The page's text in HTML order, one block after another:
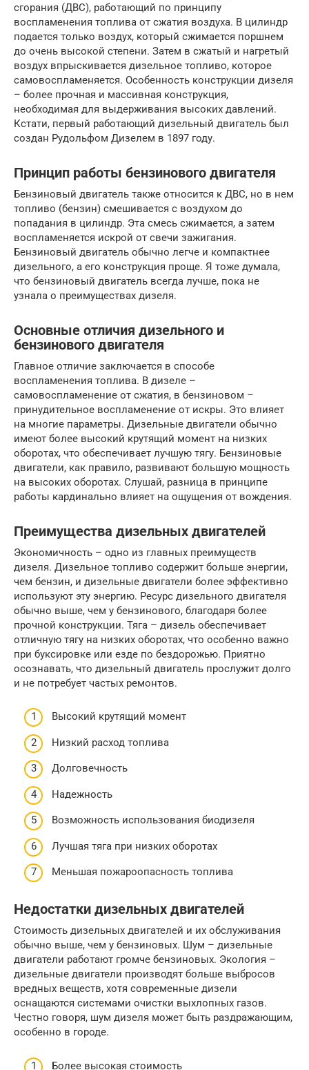
сгорания (ДВС), работающий по принципу
воспламенения топлива от сжатия воздуха. В цилиндр
подается только воздух, который сжимается поршнем
до очень высокой степени. Затем в сжатый и нагретый
воздух впрыскивается дизельное топливо, которое
самовоспламеняется. Особенность конструкции дизеля
– более прочная и массивная конструкция,
необходимая для выдерживания высоких давлений.
Кстати, первый работающий дизельный двигатель был
создан Рудольфом Дизелем в 1897 году.
Принцип работы бензинового двигателя
Бензиновый двигатель также относится к ДВС, но в нем
топливо (бензин) смешивается с воздухом до
попадания в цилиндр. Эта смесь сжимается, а затем
воспламеняется искрой от свечи зажигания.
Бензиновый двигатель обычно легче и компактнее
дизельного, а его конструкция проще. Я тоже думала,
что бензиновый двигатель всегда лучше, пока не
узнала о преимуществах дизеля.
Основные отличия дизельного и
бензинового двигателя
Главное отличие заключается в способе
воспламенения топлива. В дизеле –
самовоспламенение от сжатия, в бензиновом –
принудительное воспламенение от искры. Это влияет
на многие параметры. Дизельные двигатели обычно
имеют более высокий крутящий момент на низких
оборотах, что обеспечивает лучшую тягу. Бензиновые
двигатели, как правило, развивают большую мощность
на высоких оборотах. Слушай, разница в принципе
работы кардинально влияет на ощущения от вождения.
Преимущества дизельных двигателей
Экономичность – одно из главных преимуществ
дизеля. Дизельное топливо содержит больше энергии,
чем бензин, и дизельные двигатели более эффективно
используют эту энергию. Ресурс дизельного двигателя
обычно выше, чем у бензинового, благодаря более
прочной конструкции. Тяга – дизель обеспечивает
отличную тягу на низких оборотах, что особенно важно
при буксировке или езде по бездорожью. Приятно
осознавать, что дизельный двигатель прослужит долго
и не потребует частых ремонтов.
Высокий крутящий момент
Низкий расход топлива
Долговечность
Надежность
Возможность использования биодизеля
Лучшая тяга при низких оборотах
Меньшая пожароопасность топлива
Недостатки дизельных двигателей
Стоимость дизельных двигателей и их обслуживания
обычно выше, чем у бензиновых. Шум – дизельные
двигатели работают громче бензиновых. Экология –
дизельные двигатели производят больше выбросов
вредных веществ, хотя современные дизели
оснащаются системами очистки выхлопных газов.
Честно говоря, шум дизеля может быть раздражающим,
особенно в городе.
Более высокая стоимость